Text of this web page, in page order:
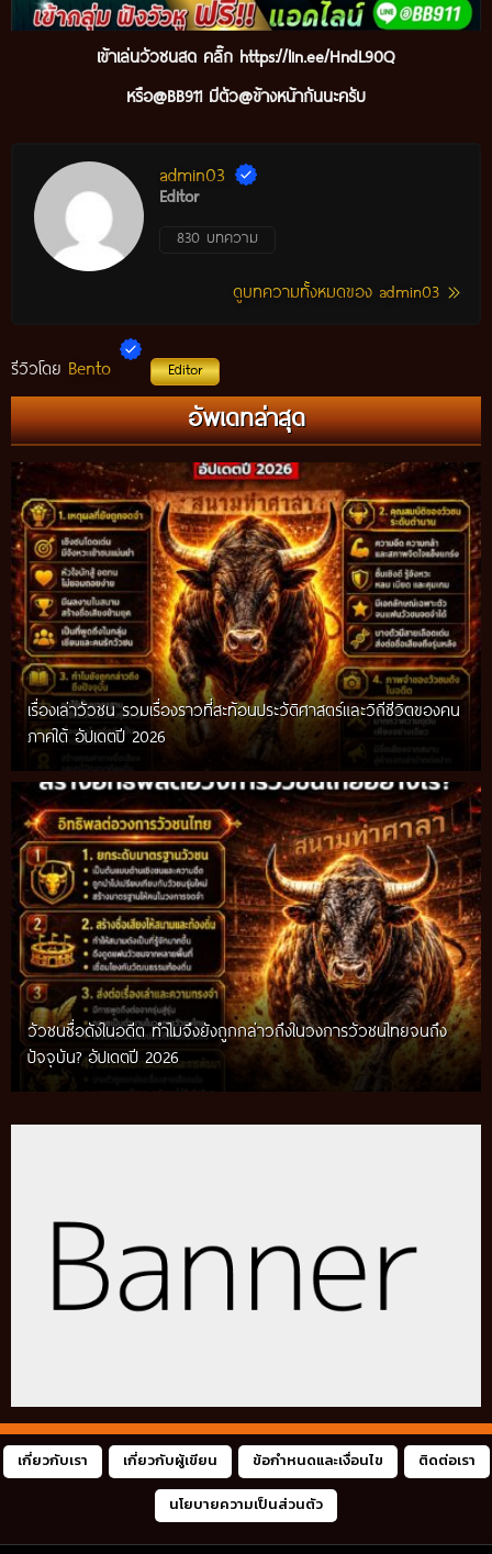
เข้าเล่นวัวชนสด คลิ๊ก https://lin.ee/HndL90Q
หรือ@BB911 มีตัว@ข้างหน้ากันนะครับ
admin03
Editor
830 บทความ
ดูบทความทั้งหมดของ admin03
รีวิวโดย Bento Editor
อัพเดทล่าสุด
เรื่องเล่าวัวชน รวมเรื่องราวที่สะท้อนประวัติศาสตร์และวิถีชีวิตของคน
ภาคใต้ อัปเดตปี 2026
วัวชนชื่อดังในอดีต ทำไมจึงยังถูกกล่าวถึงในวงการวัวชนไทยจนถึง
ปัจจุบัน? อัปเดตปี 2026
กติกาวัวชนสมัยก่อน วิถีการแข่งขันดั้งเดิมที่สืบทอดผ่านภูมิปัญญา
ท้องถิ่น อัปเดตปี 2026
เกี่ยวกับเรา เกี่ยวกับผู้เขียน ข้อกำหนดและเงื่อนไข ติดต่อเรา
นโยบายความเป็นส่วนตัว